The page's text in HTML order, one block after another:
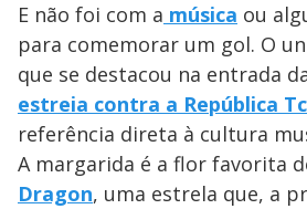
E não foi com a música ou
para comemorar um gol. O
que se destacou na entrada
estreia contra a República
referência direta à cultura
A margarida é a flor favorita
Dragon, uma estrela que, a